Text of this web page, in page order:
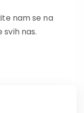
nam se na
nas.